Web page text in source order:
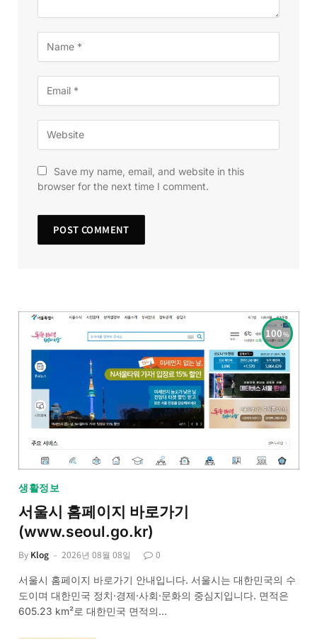
Save my name, email, and website in this
browser for the next time I comment.
100
생활정보
서울시 홈페이지 바로가기
(www.seoul.go.kr)
By Klog 2026년 08월 08일 0
서울시 홈페이지 바로가기 안내입니다. 서울시는 대한민국의 수
도이며 대한민국 정치·경제·사회·문화의 중심지입니다. 면적은
605.23 km²로 대한민국 면적의…